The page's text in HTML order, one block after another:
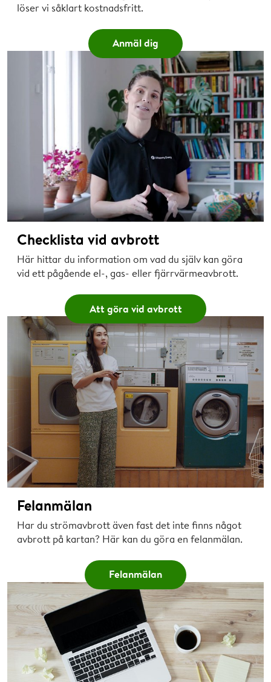
löser vi såklart kostnadsfritt.
Anmäl dig
Checklista vid avbrott
Här hittar du information om vad du själv kan göra
vid ett pågående el-, gas- eller fjärrvärmeavbrott.
Att göra vid avbrott
Felanmälan
Har du strömavbrott även fast det inte finns något
avbrott på kartan? Här kan du göra en felanmälan.
Felanmälan